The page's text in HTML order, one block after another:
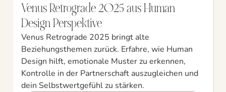
Venus Retrograde 2025 aus Human
Design Perspektive
Venus Retrograde 2025 bringt alte
Beziehungsthemen zurück. Erfahre, wie Human
Design hilft, emotionale Muster zu erkennen,
Kontrolle in der Partnerschaft auszugleichen und
dein Selbstwertgefühl zu stärken.